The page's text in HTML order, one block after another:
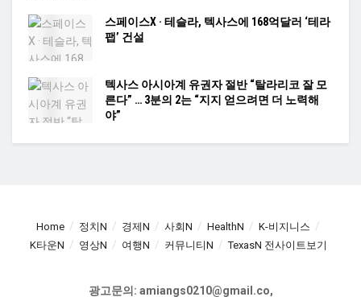
스페이스X · 테슬라, 텍사스에 168억달러 ‘테라
팹’ 건설
텍사스 아시아계 유권자 절반 “탈라리코 잘 모
른다” … 3분의 2는 “지지 얻으려면 더 노력해
야”
Home 정치N 경제N 사회N HealthN
K-비지니스
K타운N
영상N 여행N 커뮤니티N TexasN 전사이트보기
광고문의: amiangs0210@gmail.co,